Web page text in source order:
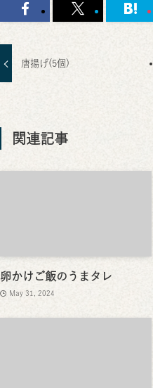
唐揚げ(5個)
関連記事
卵かけご飯のうまタレ
May 31, 2024